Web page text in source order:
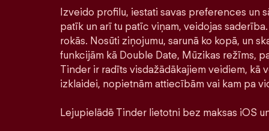
Izveido profilu, iestati savas preferences un
patīk un arī tu patīc viņam, veidojas
rokās. Nosūti ziņojumu, sarunā ko kopā, un
funkcijām kā Double Date, Mūzikas režīms,
Tinder ir radīts visdažādākajiem veidiem, kā
izklaidei, nopietnām attiecībām vai kam pa
Lejupielādē Tinder lietotni bez maksas iOS